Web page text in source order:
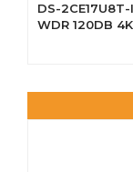
DS-
WDR 120DB 4K